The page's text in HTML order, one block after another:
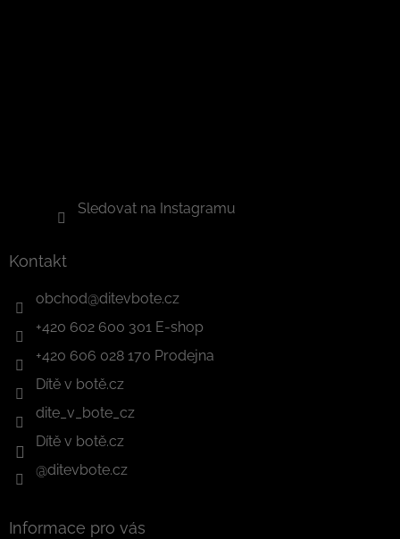
Sledovat na Instagramu
Kontakt
obchod@ditevbote.cz
+420 602 600 301 E-shop
+420 606 028 170 Prodejna
Dítě v botě.cz
dite_v_bote_cz
Dítě v botě.cz
@ditevbote.cz
Informace pro vás